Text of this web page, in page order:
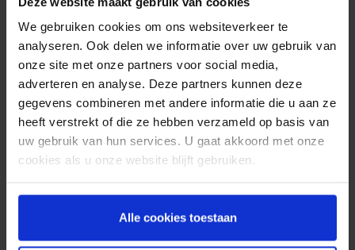
We gebruiken cookies om ons websiteverkeer te
analyseren. Ook delen we informatie over uw gebruik van
onze site met onze partners voor social media,
adverteren en analyse. Deze partners kunnen deze
gegevens combineren met andere informatie die u aan ze
heeft verstrekt of die ze hebben verzameld op basis van
uw gebruik van hun services. U gaat akkoord met onze
cookies als u onze website blijft gebruiken.
Alle cookies toestaan
andere branches. Het persoonlijke karakter van
een beurs past daar goed bij. Je hebt de tijd om
wat dieper op specifieke cases in te gaan.”
SMS specialist in de
gezondheidszorg
Een van die andere branches is
allemaal is begonnen. Door geautomatiseerde
SMS berichten naar patiënten te sturen om hen